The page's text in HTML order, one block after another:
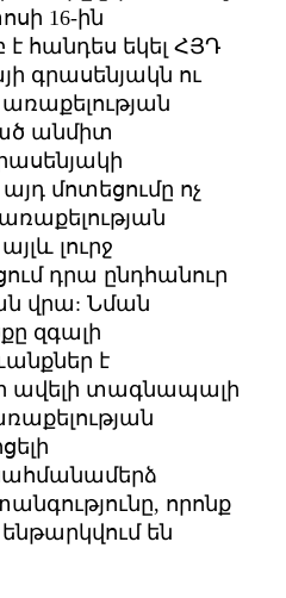
16-ին
հանդես եկել ՀՅԴ
գրասենյակն ու
անմիտ
մոտեցումը ոչ
լուրջ
դրա ընդհանուր
վրա: Նման
զգալի
է
ավելի տագնապալի
որոնք
են